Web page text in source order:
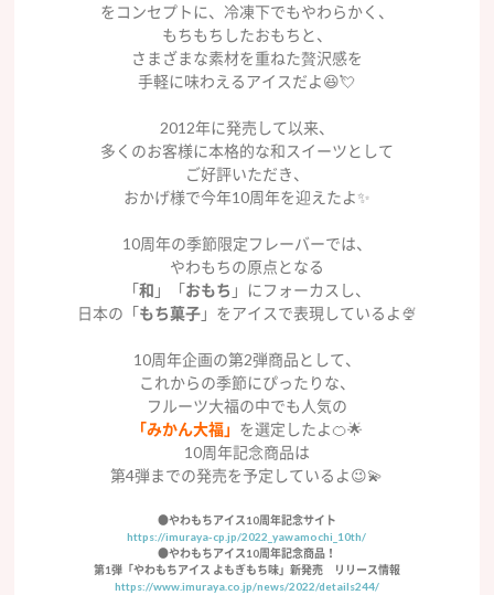
をコンセプトに、冷凍下でもやわらかく、
もちもちしたおもちと、
さまざまな素材を重ねた贅沢感を
手軽に味わえるアイスだよ😆💘
2012年に発売して以来、
多くのお客様に本格的な和スイーツとして
ご好評いただき、
おかげ様で今年10周年を迎えたよ✨
10周年の季節限定フレーバーでは、
やわもちの原点となる
「和 」「おもち 」にフォーカスし、
日本の「もち菓子」をアイスで表現しているよ🍨
10周年企画の第2弾商品として、
これからの季節にぴったりな、
フルーツ大福の中でも人気の
「みかん大福」 を選定したよ🍊🌟
10周年記念商品は
第4弾までの発売を予定しているよ😉💫
●やわもちアイス10周年記念サイト
https://imuraya-cp.jp/2022_yawamochi_10th/
●やわもちアイス10周年記念商品！
第1弾「やわもちアイス よもぎもち味」新発売 リリース情報
https://www.imuraya.co.jp/news/2022/details244/